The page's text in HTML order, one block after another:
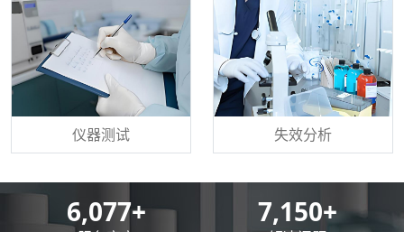
仪器测试 失效分析
8,500+ 10,000+